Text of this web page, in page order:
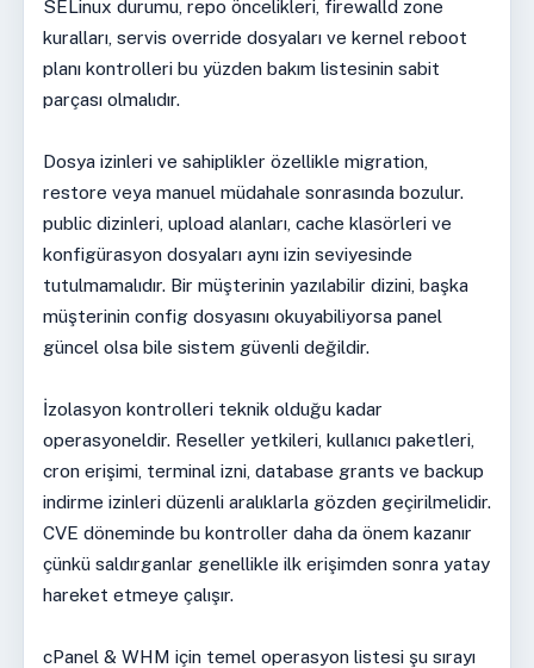
SELinux durumu, repo öncelikleri, firewalld zone
kuralları, servis override dosyaları ve kernel reboot
planı kontrolleri bu yüzden bakım listesinin sabit
parçası olmalıdır.
Dosya izinleri ve sahiplikler özellikle migration,
restore veya manuel müdahale sonrasında bozulur.
public dizinleri, upload alanları, cache klasörleri ve
konfigürasyon dosyaları aynı izin seviyesinde
tutulmamalıdır. Bir müşterinin yazılabilir dizini, başka
müşterinin config dosyasını okuyabiliyorsa panel
güncel olsa bile sistem güvenli değildir.
İzolasyon kontrolleri teknik olduğu kadar
operasyoneldir. Reseller yetkileri, kullanıcı paketleri,
cron erişimi, terminal izni, database grants ve backup
indirme izinleri düzenli aralıklarla gözden geçirilmelidir.
CVE döneminde bu kontroller daha da önem kazanır
çünkü saldırganlar genellikle ilk erişimden sonra yatay
hareket etmeye çalışır.
cPanel & WHM için temel operasyon listesi şu sırayı